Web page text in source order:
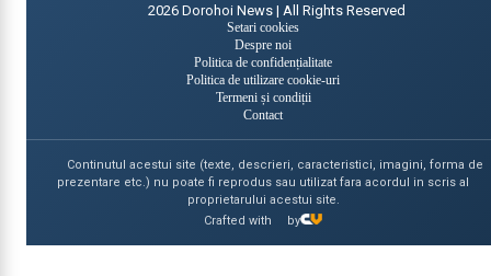
2026 Dorohoi News | All Rights Reserved
Setari cookies
Despre noi
Politica de confidențialitate
Politica de utilizare cookie-uri
Termeni și condiții
Contact
Continutul acestui site (texte, descrieri, caracteristici, imagini, forma de
prezentare etc.) nu poate fi reprodus sau utilizat fara acordul in scris al
proprietarului acestui site.
Crafted with
by